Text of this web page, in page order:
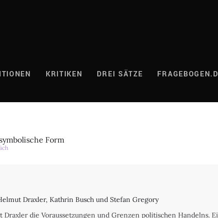
KRITIKEN DREI SÄTZE
Form
Draxler, Kathrin Busch und Stefan Gregory
die Voraussetzungen und Grenzen politischen Handelns.